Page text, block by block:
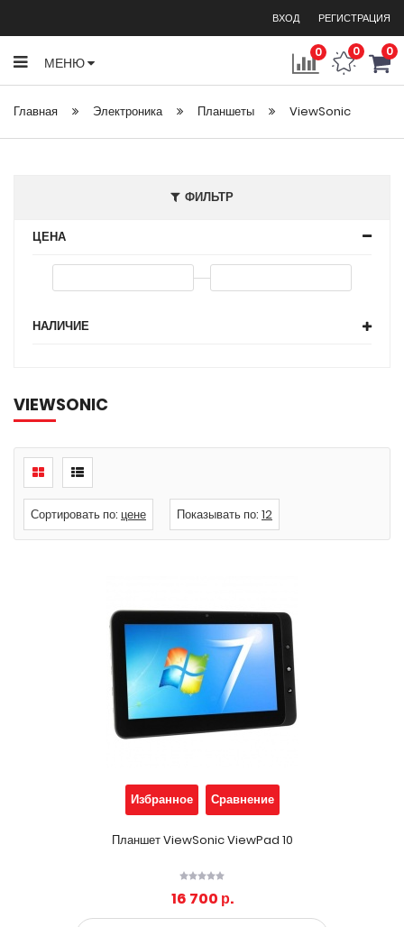
ВХОД РЕГИСТРАЦИЯ
0 0 0
МЕНЮ
Главная Электроника Планшеты ViewSonic
ФИЛЬТР
ЦЕНА
НАЛИЧИЕ
VIEWSONIC
Сортировать по: цене Показывать по: 12
Избранное Сравнение
Планшет ViewSonic ViewPad 10
16 700 р.